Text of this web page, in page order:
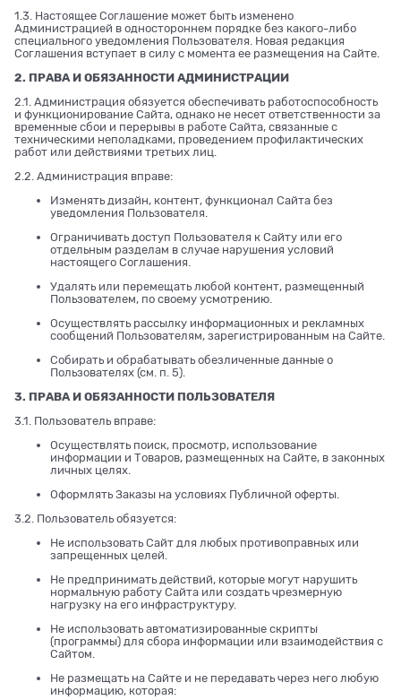
1.3. Настоящее Соглашение может быть изменено
Администрацией в одностороннем порядке без какого-либо
специального уведомления Пользователя. Новая редакция
Соглашения вступает в силу с момента ее размещения на Сайте.
2. ПРАВА И ОБЯЗАННОСТИ АДМИНИСТРАЦИИ
2.1. Администрация обязуется обеспечивать работоспособность
и функционирование Сайта, однако не несет ответственности за
временные сбои и перерывы в работе Сайта, связанные с
техническими неполадками, проведением профилактических
работ или действиями третьих лиц.
2.2. Администрация вправе:
Изменять дизайн, контент, функционал Сайта без
уведомления Пользователя.
Ограничивать доступ Пользователя к Сайту или его
отдельным разделам в случае нарушения условий
настоящего Соглашения.
Удалять или перемещать любой контент, размещенный
Пользователем, по своему усмотрению.
Осуществлять рассылку информационных и рекламных
сообщений Пользователям, зарегистрированным на Сайте.
Собирать и обрабатывать обезличенные данные о
Пользователях (см. п. 5).
3. ПРАВА И ОБЯЗАННОСТИ ПОЛЬЗОВАТЕЛЯ
3.1. Пользователь вправе:
Осуществлять поиск, просмотр, использование
информации и Товаров, размещенных на Сайте, в законных
личных целях.
Оформлять Заказы на условиях Публичной оферты.
3.2. Пользователь обязуется:
Не использовать Сайт для любых противоправных или
запрещенных целей.
Не предпринимать действий, которые могут нарушить
нормальную работу Сайта или создать чрезмерную
нагрузку на его инфраструктуру.
Не использовать автоматизированные скрипты
(программы) для сбора информации или взаимодействия с
Сайтом.
Не размещать на Сайте и не передавать через него любую
информацию, которая: